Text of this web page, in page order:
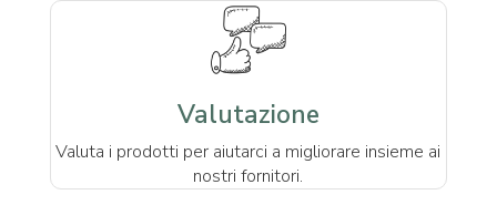
Valutazione
Valuta i prodotti per aiutarci a migliorare insieme ai
nostri fornitori.